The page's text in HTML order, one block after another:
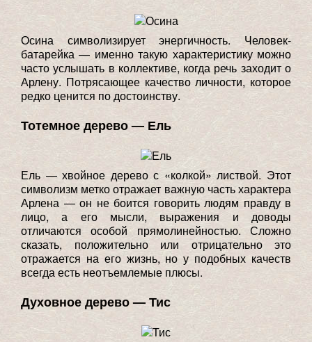
Осина символизирует энергичность. Человек-
батарейка — именно такую характеристику можно
часто услышать в коллективе, когда речь заходит о
Арлену. Потрясающее качество личности, которое
редко ценится по достоинству.
Тотемное дерево — Ель
Ель — хвойное дерево с «колкой» листвой. Этот
символизм метко отражает важную часть характера
Арлена — он не боится говорить людям правду в
лицо, а его мысли, выражения и доводы
отличаются особой прямолинейностью. Сложно
сказать, положительно или отрицательно это
отражается на его жизнь, но у подобных качеств
всегда есть неотъемлемые плюсы.
Духовное дерево — Тис